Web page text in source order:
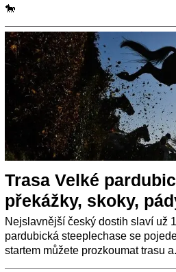
🐎
Trasa Velké
překážky, skoky,
Nejslavnější český dostih slaví už
pardubická steeplechase se
startem můžete prozkoumat trasu